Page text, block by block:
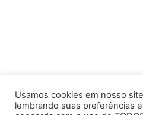
Usamos cookies em nosso
lembrando suas preferências